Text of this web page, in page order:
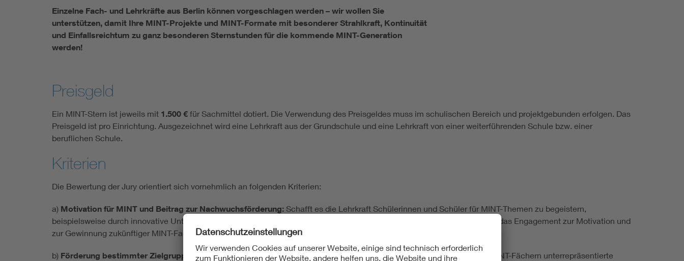
Einzelne Fach- und Lehrkräfte aus Berlin können vorgeschlagen werden – wir wollen Sie
unterstützen, damit Ihre MINT-Projekte und MINT-Formate mit besonderer Strahlkraft, Kontinuität
und Einfallsreichtum zu ganz besonderen Sternstunden für die kommende MINT-Generation
werden!
Preisgeld
Ein MINT-Stern ist jeweils mit 1.500 € für Sachmittel dotiert. Die Verwendung des Preisgeldes muss im schulischen Bereich und projektgebunden erfolgen. Das
Preisgeld ist pro Einrichtung. Ausgezeichnet wird eine Lehrkraft aus der Grundschule und eine Lehrkraft von einer weiterführenden Schule bzw. einer
beruflichen Schule.
Kriterien
Die Bewertung der Jury orientiert sich vornehmlich an folgenden Kriterien:
a) Motivation für MINT und Beitrag zur Nachwuchsförderung: Schafft es die Lehrkraft Schülerinnen und Schüler für MINT-Themen zu begeistern,
beispielsweise durch innovative Unterrichtsformate, Teilnahme an MINT-Wettbewerben, etc.? Wie stark und innovativ wird das Engagement zur Motivation und
zur Gewinnung zukünftiger MINT-Fachkräfte eingestuft?
b) Förderung bestimmter Zielgruppen:Welche Zielgruppen werden durch das Engagement angesprochen? Werden in MINT-Fächern unterrepräsentierte